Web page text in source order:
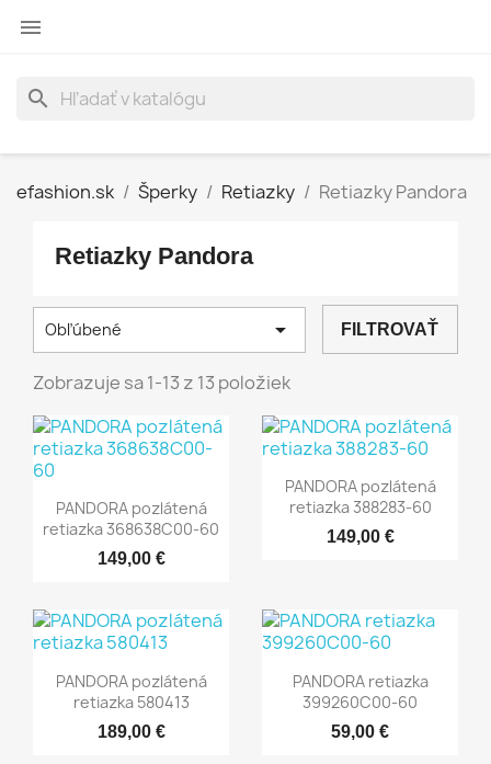

search
efashion.sk Šperky Retiazky Retiazky Pandora
Retiazky Pandora
Obľúbené  FILTROVAŤ
Zobrazuje sa 1-13 z 13 položiek
PANDORA pozlátená
retiazka 368638C00-60
149,00 €
PANDORA pozlátená
retiazka 388283-60
149,00 €
PANDORA pozlátená
retiazka 580413
189,00 €
PANDORA retiazka
399260C00-60
59,00 €